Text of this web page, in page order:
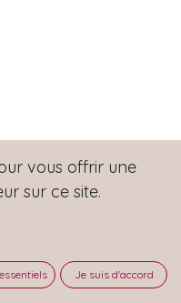
plat
vous offrir une
sur ce site.
Je suis d'accord